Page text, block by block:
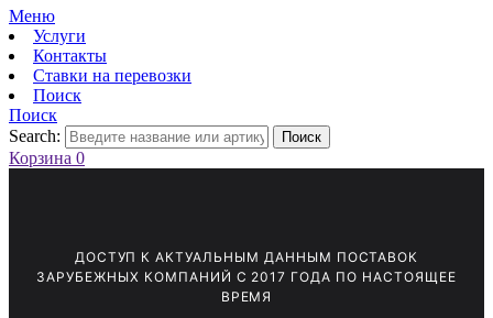
Меню
Услуги
Контакты
Ставки на перевозки
Поиск
Поиск
Search:
Поиск
Корзина 0
ДОСТУП К АКТУАЛЬНЫМ ДАННЫМ ПОСТАВОК
ЗАРУБЕЖНЫХ КОМПАНИЙ С 2017 ГОДА ПО НАСТОЯЩЕЕ
ВРЕМЯ